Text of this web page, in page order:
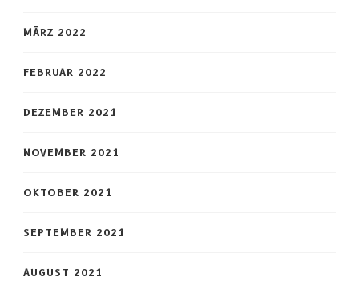
MÄRZ 2022
FEBRUAR 2022
DEZEMBER 2021
NOVEMBER 2021
OKTOBER 2021
SEPTEMBER 2021
AUGUST 2021